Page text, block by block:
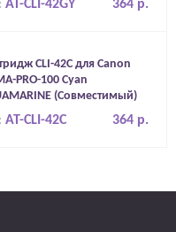
364 р.
AT-CLI-42GY
CLI-42C для Canon
PRO-100 Cyan
(Совместимый)
364 р.
AT-CLI-42C